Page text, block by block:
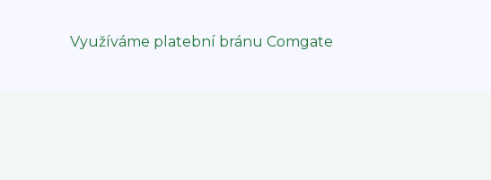
Využíváme platební bránu Comgate